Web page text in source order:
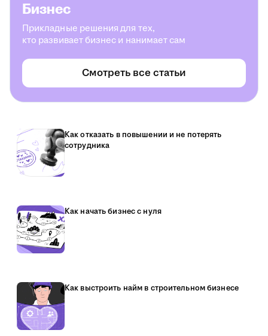
Бизнес
Прикладные решения для тех,
кто развивает бизнес и нанимает сам
Смотреть все статьи
Как отказать в повышении и не потерять
сотрудника
Как начать бизнес с нуля
Как выстроить найм в строительном бизнесе